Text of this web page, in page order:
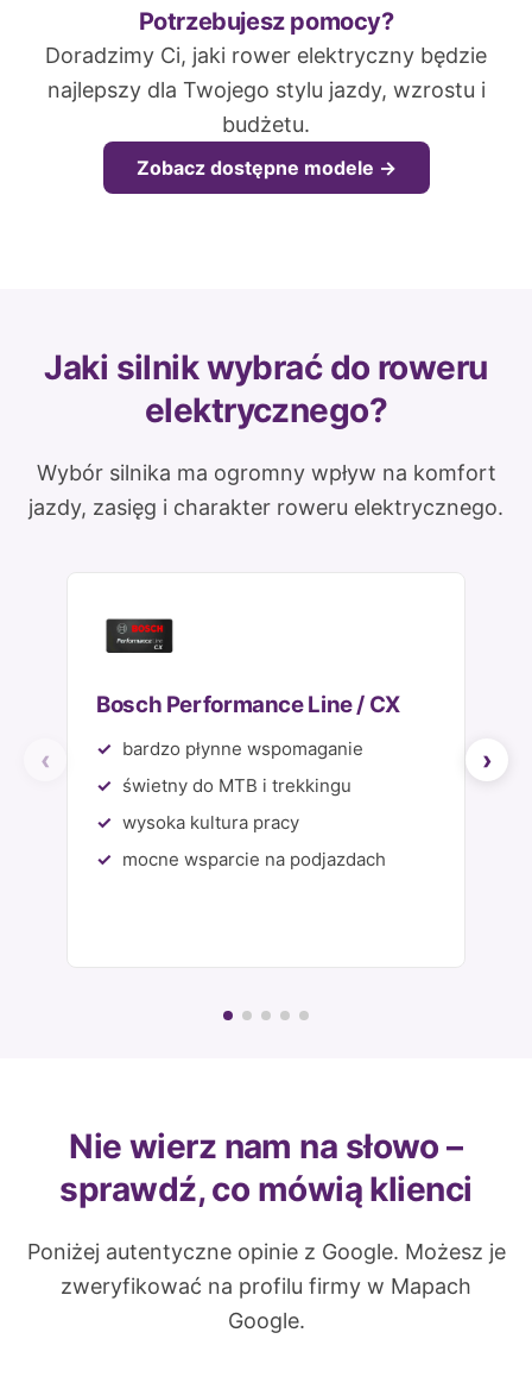
Potrzebujesz pomocy?
Doradzimy Ci, jaki rower elektryczny będzie
najlepszy dla Twojego stylu jazdy, wzrostu i
budżetu.
Zobacz dostępne modele →
Jaki silnik wybrać do roweru
elektrycznego?
Wybór silnika ma ogromny wpływ na komfort
jazdy, zasięg i charakter roweru elektrycznego.
Bosch Performance Line / CX
bardzo płynne wspomaganie
świetny do MTB i trekkingu
wysoka kultura pracy
mocne wsparcie na podjazdach
Nie wierz nam na słowo –
sprawdź, co mówią klienci
Poniżej autentyczne opinie z Google. Możesz je
zweryfikować na profilu firmy w Mapach
Google.